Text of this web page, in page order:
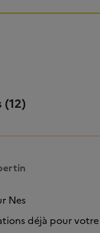
(12)
Nes
déjà pour